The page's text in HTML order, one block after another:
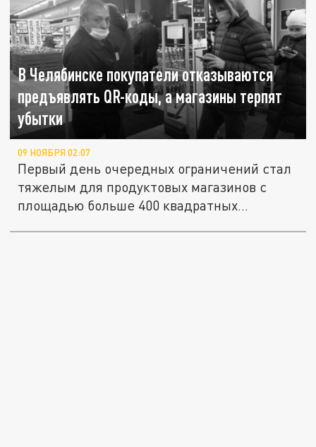
В Челябинске покупатели отказываются
предъявлять QR-коды, а магазины терпят
убытки
09 НОЯБРЯ 02:07
Первый день очередных ограничений стал
тяжелым для продуктовых магазинов с
площадью больше 400 квадратных...